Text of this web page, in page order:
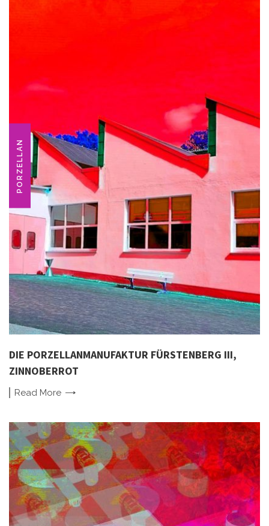
PORZELLAN
DIE PORZELLANMANUFAKTUR FÜRSTENBERG III,
ZINNOBERROT
Read More